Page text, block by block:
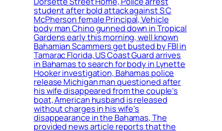
student after bold attack against S C
McPherson female Principal, Vehicle
body man Chino gunned down in Tropical
Gardens early this morning, well known
Bahamian Scammers get busted by FBI in
Tamarac Florida, US Coast Guard arrives
in Bahamas to search for body in Lynette
Hooker investigation, Bahamas police
release Michigan man questioned after
his wife disappeared from the couple’s
boat, American husband is released
without charges in his wife’s
disappearance in the Bahamas, The
provided news article reports that the